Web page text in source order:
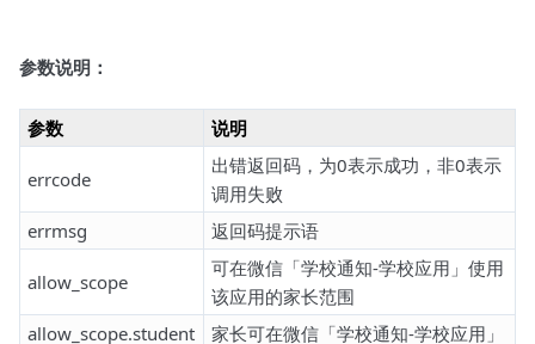
参数说明：
参数 说明
errcode
出错返回码，为0表示成功，非0表示
调用失败
errmsg
返回码提示语
allow_scope
可在微信「学校通知-学校应用」使用
该应用的家长范围
allow_scope.student
家长可在微信「学校通知-学校应用」